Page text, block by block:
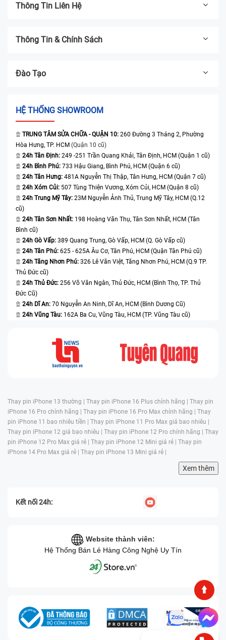
Thông Tin Liên Hệ
Thông Tin & Chính Sách
Đào Tạo
HỆ THỐNG SHOWROOM
TRUNG TÂM SỬA CHỮA - QUẬN 10: 260 Đường 3 Tháng 2, Phường
Hòa Hưng, TP. HCM (Quận 10 cũ)
24h Tân Định: 249 -251 Trần Quang Khải, Tân Định, HCM (Quận 1 cũ)
24h Bình Phú: 733 Hậu Giang, Bình Phú, HCM (Quận 6 cũ)
24h Tân Hưng: 481A Nguyễn Thị Thập, Tân Hưng, HCM (Quận 7 cũ)
24h Xóm Củi: 507 Tùng Thiện Vương, Xóm Củi, HCM (Quận 8 cũ)
24h Trung Mỹ Tây: 23M Nguyễn Ảnh Thủ, Trung Mỹ Tây, HCM (Q.12
cũ)
24h Tân Sơn Nhất: 198 Hoàng Văn Thụ, Tân Sơn Nhất, HCM (Tân
Bình cũ)
24h Gò Vấp: 389 Quang Trung, Gò Vấp, HCM (Q. Gò Vấp cũ)
24h Tân Phú: 625 - 625A Âu Cơ, Tân Phú, HCM (Quận Tân Phú cũ)
24h Tăng Nhơn Phú: 326 Lê Văn Việt, Tăng Nhơn Phú, HCM (Q.9 TP.
Thủ Đức cũ)
24h Thủ Đức: 256 Võ Văn Ngân, Thủ Đức, HCM (Bình Thọ, TP. Thủ
Đức Cũ)
24h Dĩ An: 70 Nguyễn An Ninh, Dĩ An, HCM (Bình Dương Cũ)
24h Vũng Tàu: 162A Ba Cu, Vũng Tàu, HCM (TP. Vũng Tàu cũ)
Thay pin iPhone 13 thường | Thay pin iPhone 16 Plus chính hãng | Thay pin
iPhone 16 Pro chính hãng | Thay pin iPhone 16 Pro Max chính hãng | Thay
pin iPhone 11 bao nhiêu tiền | Thay pin iPhone 11 Pro Max giá bao nhiêu |
Thay pin iPhone 12 giá bao nhiêu | Thay pin iPhone 12 Pro chính hãng | Thay
pin iPhone 12 Pro Max giá rẻ | Thay pin iPhone 12 Mini giá rẻ | Thay pin
iPhone 14 Pro Max giá rẻ | Thay pin iPhone 13 Mini giá rẻ |
Xem thêm
Kết nối 24h:
Website thành viên:
Hệ Thống Bán Lẻ Hàng Công Nghệ Uy Tín